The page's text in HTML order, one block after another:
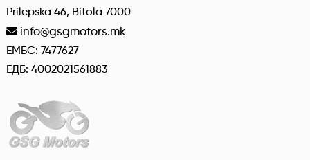
Prilepska 46, Bitola 7000
info@gsgmotors.mk
ЕМБС: 7477627
ЕДБ: 4002021561883